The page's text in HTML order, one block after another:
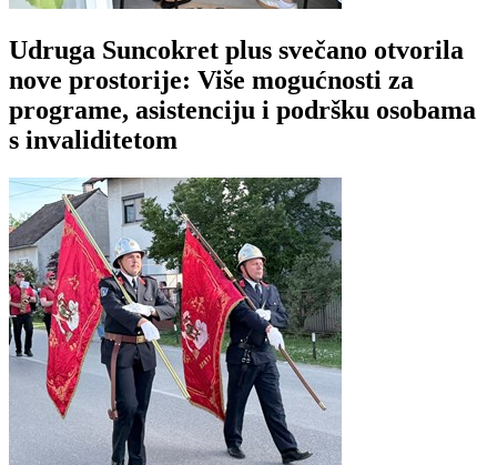
Udruga Suncokret plus svečano otvorila
nove prostorije: Više mogućnosti za
programe, asistenciju i podršku osobama
s invaliditetom